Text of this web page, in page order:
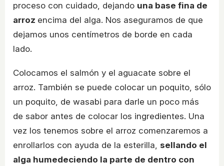
proceso con cuidado, dejando una base fina de
arroz encima del alga. Nos aseguramos de que
dejamos unos centímetros de borde en cada
lado.
Colocamos el salmón y el aguacate sobre el
arroz. También se puede colocar un poquito, sólo
un poquito, de wasabi para darle un poco más
de sabor antes de colocar los ingredientes. Una
vez los tenemos sobre el arroz comenzaremos a
enrollarlos con ayuda de la esterilla, sellando el
alga humedeciendo la parte de dentro con